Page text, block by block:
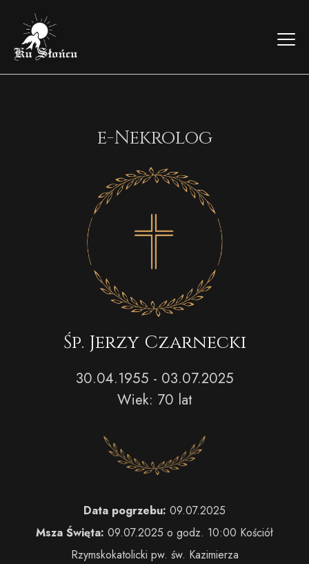
e-Nekrolog
Śp. Jerzy Czarnecki
30.04.1955 - 03.07.2025
Wiek: 70 lat
Data pogrzebu: 09.07.2025
Msza Święta: 09.07.2025 o godz. 10:00 Kościół
Rzymskokatolicki pw. św. Kazimierza